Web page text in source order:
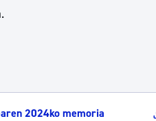
administrazioa
ataria
2024ko memoria